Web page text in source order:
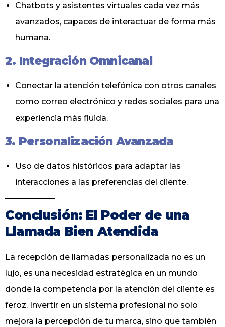
Chatbots y asistentes virtuales cada vez más
avanzados, capaces de interactuar de forma más
humana.
2. Integración Omnicanal
Conectar la atención telefónica con otros canales
como correo electrónico y redes sociales para una
experiencia más fluida.
3. Personalización Avanzada
Uso de datos históricos para adaptar las
interacciones a las preferencias del cliente.
Conclusión: El Poder de una
Llamada Bien Atendida
La recepción de llamadas personalizada no es un
lujo, es una necesidad estratégica en un mundo
donde la competencia por la atención del cliente es
feroz. Invertir en un sistema profesional no solo
mejora la percepción de tu marca, sino que también